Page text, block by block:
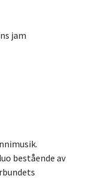
jam
bestående av